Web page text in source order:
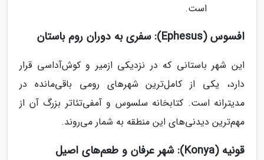
است.
افسوس (Ephesus): سفری به دوران روم باستان
این شهر باستانی که در نزدیکی ازمیر و کوش‌آداسی قرار
دارد، یکی از کامل‌ترین شهرهای رومی باقی‌مانده در
مدیترانه است. کتابخانه سلسوس و آمفی‌تئاتر بزرگ آن از
مهم‌ترین دیدنی‌های این منطقه به شمار می‌روند.
قونیه (Konya): شهر عرفان و طعم‌های اصیل